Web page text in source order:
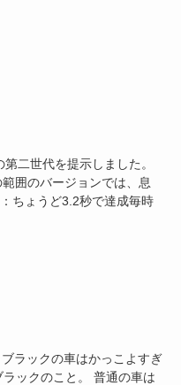
二世代を提示しました。
囲のバージョンでは、息
ちょうど3.2秒で達成毎時
ラックの車はかっこよすぎ
ックのこと。 普通の車は